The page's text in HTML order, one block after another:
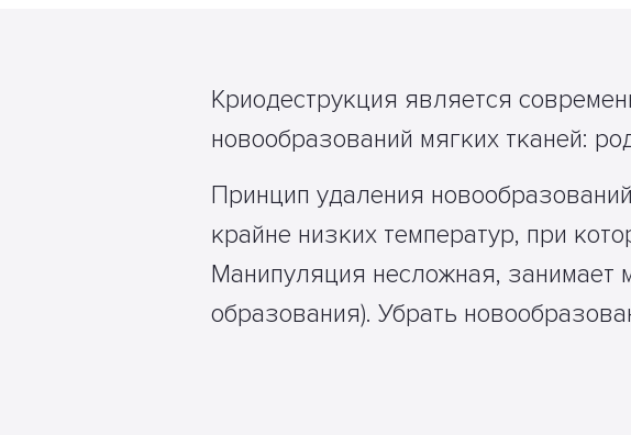
Криодеструкция является
новообразований мягких тканей:
Принцип удаления
крайне низких температур, при
Манипуляция несложная, занимает
образования). Убрать